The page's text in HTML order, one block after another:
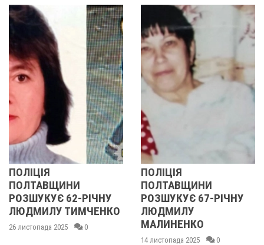
62-РІЧНУ
ТИМЧЕНКО
2025 0
ПОЛІЦІЯ
ПОЛТАВЩИНИ
РОЗШУКУЄ 67-РІЧНУ
ЛЮДМИЛУ
МАЛИНЕНКО
14 листопада 2025 0